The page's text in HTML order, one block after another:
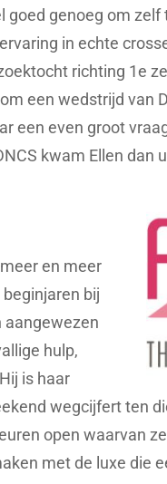
goed genoeg om
in echte
richting 1e
een wedstrijd van
een even groot
kwam Ellen dan
en meer
bij
aangewezen
hulp,
is haar
wegcijfert ten
open waarvan
met de luxe die